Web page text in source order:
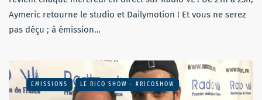
Aymeric retourne le studio et Dailymotion ! Et vous ne serez
pas déçu ; à émission…
EMISSIONS LE RICO SHOW – #RICOSHOW